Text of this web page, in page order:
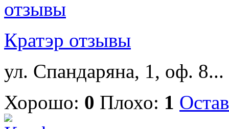
Кратэр отзывы
ул. Спандаряна, 1, оф. 8...
Хорошо: 0 Плохо: 1